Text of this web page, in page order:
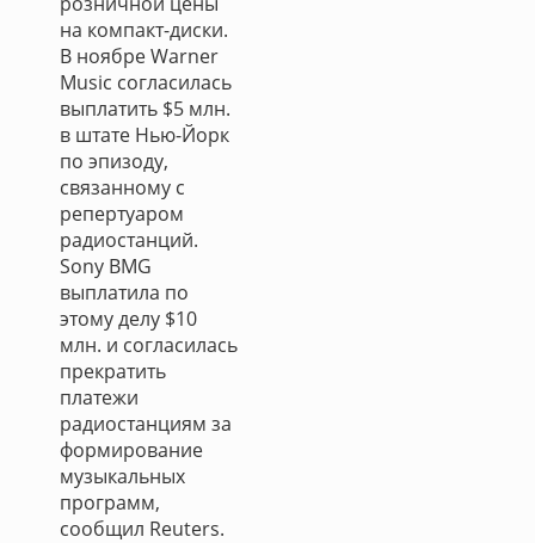
на компакт-диски.
В ноябре Warner
Music согласилась
выплатить $5 млн.
в штате Нью-Йорк
по эпизоду,
связанному с
репертуаром
радиостанций.
Sony BMG
выплатила по
этому делу $10
млн. и согласилась
прекратить
платежи
радиостанциям за
формирование
музыкальных
программ,
сообщил Reuters.